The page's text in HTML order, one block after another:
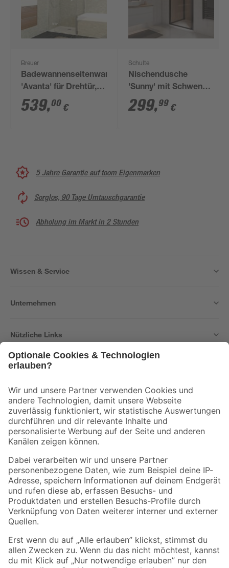
Breuer
Badewannenseitenwand
'Avanta' für Drehtür,
teilgerahmt,
Chromoptik, 80 x 175
539,00 €
Schulte
Nischendusche
'Sunny' mit Schwenk-
Schiebetür klar
schwarz 84 x 90 x 190
299,99 €
5 Jahre Garantie auf toom Eigenmarken
Sorglos, 90 Tage Umtauschgarantie
Abholung im Markt in 2 Stunden
Wissen & Service
Unternehmen
Nützliche Links
Der toom Newsletter: Keine Angebote und Aktionen mehr verpassen!
Zur Newsletter Anmeldung
Folge uns
Zahlungsarten Versandarten
Sicher einkaufen
Jetzt die toom-App herunterladen